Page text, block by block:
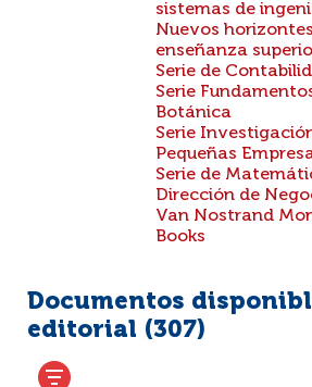
sistemas de
Nuevos
enseñanza
Serie de
Serie
Botánica
Serie
Pequeñas
Serie de
Dirección de
Van Nostrand
Books
Documentos
editorial (307)